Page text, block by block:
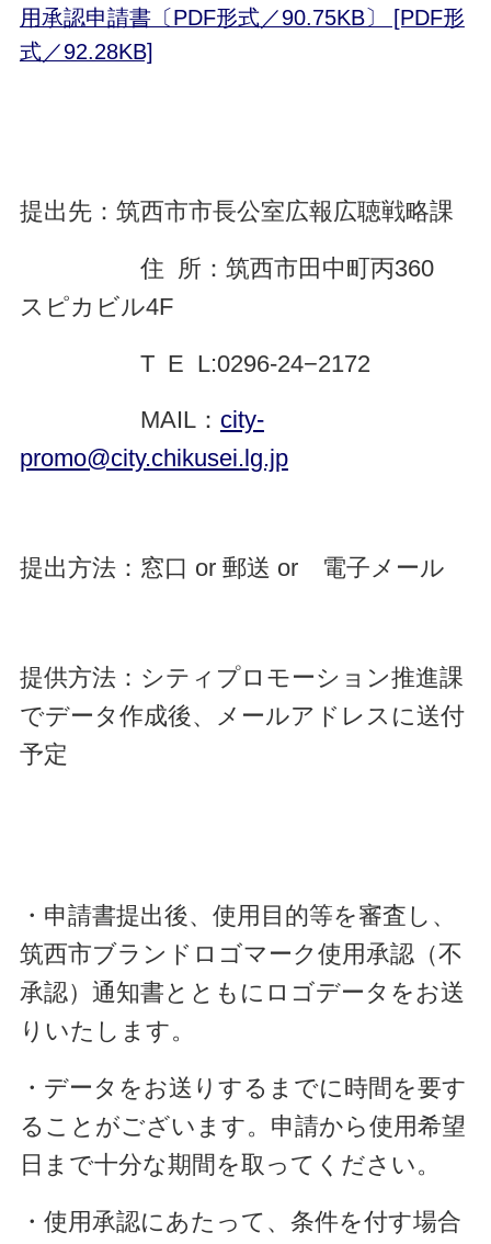
用承認申請書〔PDF形式／90.75KB〕 [PDF形
式／92.28KB]
提出先：筑西市市長公室広報広聴戦略課
住 所：筑西市田中町丙360
スピカビル4F
T E L:0296-24−2172
MAIL： city-
promo@city.chikusei.lg.jp
提出方法：窓口 or 郵送 or 電子メール
提供方法：シティプロモーション推進課
でデータ作成後、メールアドレスに送付
予定
・申請書提出後、使用目的等を審査し、
筑西市ブランドロゴマーク使用承認（不
承認）通知書とともにロゴデータを お送
りいたします。
・データをお送りするまでに時間を要す
ることがございます。 申請から使用希望
日まで十分な期間を取ってください。
・使用承認にあたって、条件を付す場合